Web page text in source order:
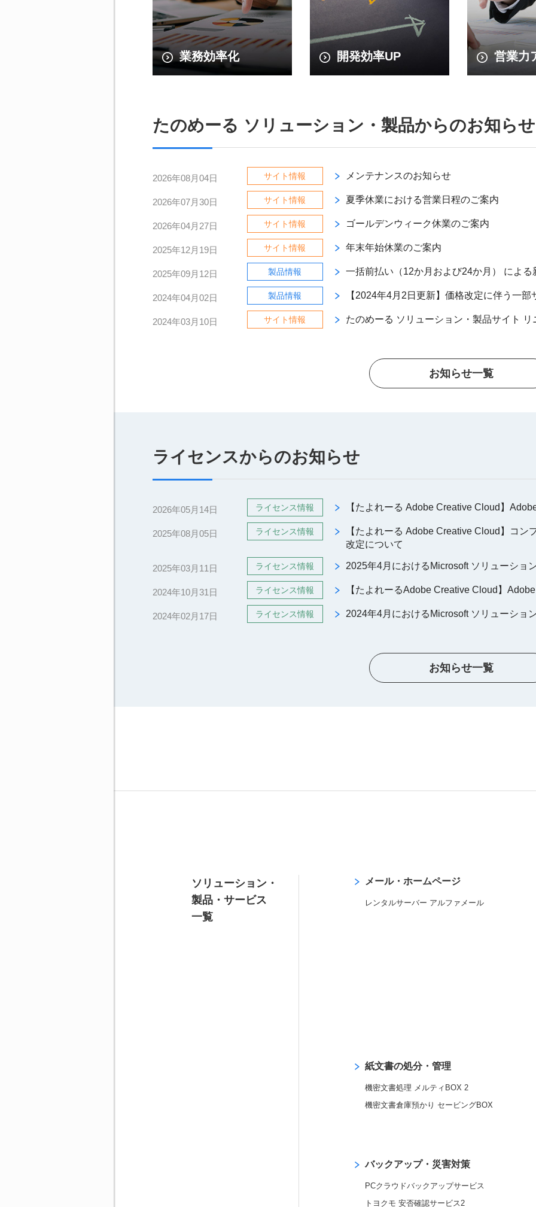
業務効率化 開発効率UP 営業力
たのめーる ソリューション・製品からのお知らせ
2026年08月04日 サイト情報 メンテナンスのお知らせ
2026年07月30日 サイト情報 夏季休業における営業日程のご案内
2026年04月27日 サイト情報 ゴールデンウィーク休業のご案内
2025年12月19日 サイト情報 年末年始休業のご案内
2025年09月12日 製品情報 一括前払い（12か月および24か月） によ
2024年04月02日 製品情報 【2024年4月2日更新】価格改定に伴う一
2024年03月10日 サイト情報 たのめーる ソリューション・製品サイト
お知らせ一覧
ライセンスからのお知らせ
2026年05月14日 ライセンス情報 【たよれーる Adobe Creative Cloud】
2025年08月05日 ライセンス情報
【たよれーる Adobe Creative Cloud】コ
改定について
2025年03月11日 ライセンス情報 2025年4月におけるMicrosoft ソリューショ
2024年10月31日 ライセンス情報 【たよれーるAdobe Creative Cloud】
2024年02月17日 ライセンス情報 2024年4月におけるMicrosoft ソリューショ
お知らせ一覧
ソリューション・
製品・サービス
⼀覧
メール・ホームページ
レンタルサーバー アルファメール
紙文書の処分・管理
機密文書処理 メルティBOX 2
機密文書倉庫預かり セービングBOX
バックアップ・災害対策
PCクラウドバックアップサービス
トヨクモ 安否確認サービス2